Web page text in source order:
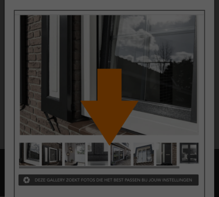
Kunststof kozijnen zijn ontwikkeld voor langdurig gebruik en
hebben een lange levensverwachting. Op de belangrijkste
onderdelen gelden vaste garantieperiodes.
10 jaar garantie op kunststof kozijnen
10 jaar garantie op glas
2 jaar garantie op hang- en sluitwerk
De exacte voorwaarden en dekking zijn vastgelegd in de
garantievoorwaarden.
Opties met kozijnen